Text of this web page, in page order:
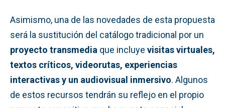
Asimismo, una de las novedades de esta propuesta
será la sustitución del catálogo tradicional por un
proyecto transmedia que incluye visitas virtuales,
textos críticos, videorutas, experiencias
interactivas y un audiovisual inmersivo. Algunos
de estos recursos tendrán su reflejo en el propio